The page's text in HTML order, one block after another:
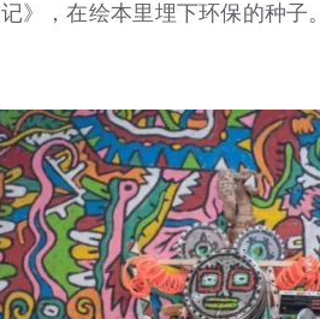
》，在绘本里埋下环保的种